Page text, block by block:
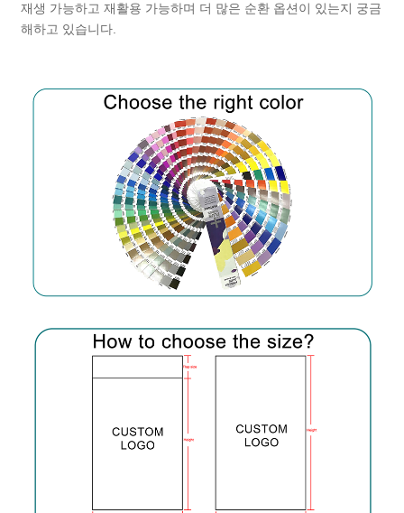
재생 가능하고 재활용 가능하며 더 많은 순환 옵션이 있는지 궁금
해하고 있습니다.